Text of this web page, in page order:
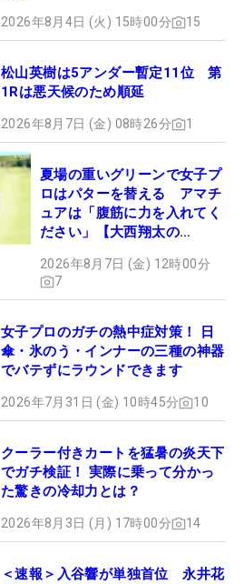
2026年8月4日 (火) 15時00分 15
松山英樹は5アンダー暫定11位 第
1Rは悪天候のため順延
2026年8月7日 (金) 08時26分 1
夏場の重いグリーンで女子プ
ロはパターを替える アマチ
ュアは「腹筋に力を入れてく
ださい」【大西翔太の
2026年8月7日 (金) 12時00分
7
女子プロのガチの熱中症対策！ 日
傘・氷のう・インナーの三種の神器
でバテずにラウンドできます
2026年7月31日 (金) 10時45分 10
クーラー付きカートを猛暑の炎天下
でガチ検証！ 実際に乗って分かっ
た驚きの冷却力とは？
2026年8月3日 (月) 17時00分 14
＜速報＞入谷響が単独首位 永井花